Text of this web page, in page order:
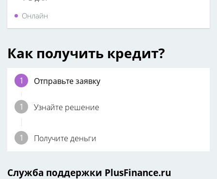
Онлайн
Как получить кредит?
Отправьте заявку
Узнайте решение
Получите деньги
Служба поддержки PlusFinance.ru